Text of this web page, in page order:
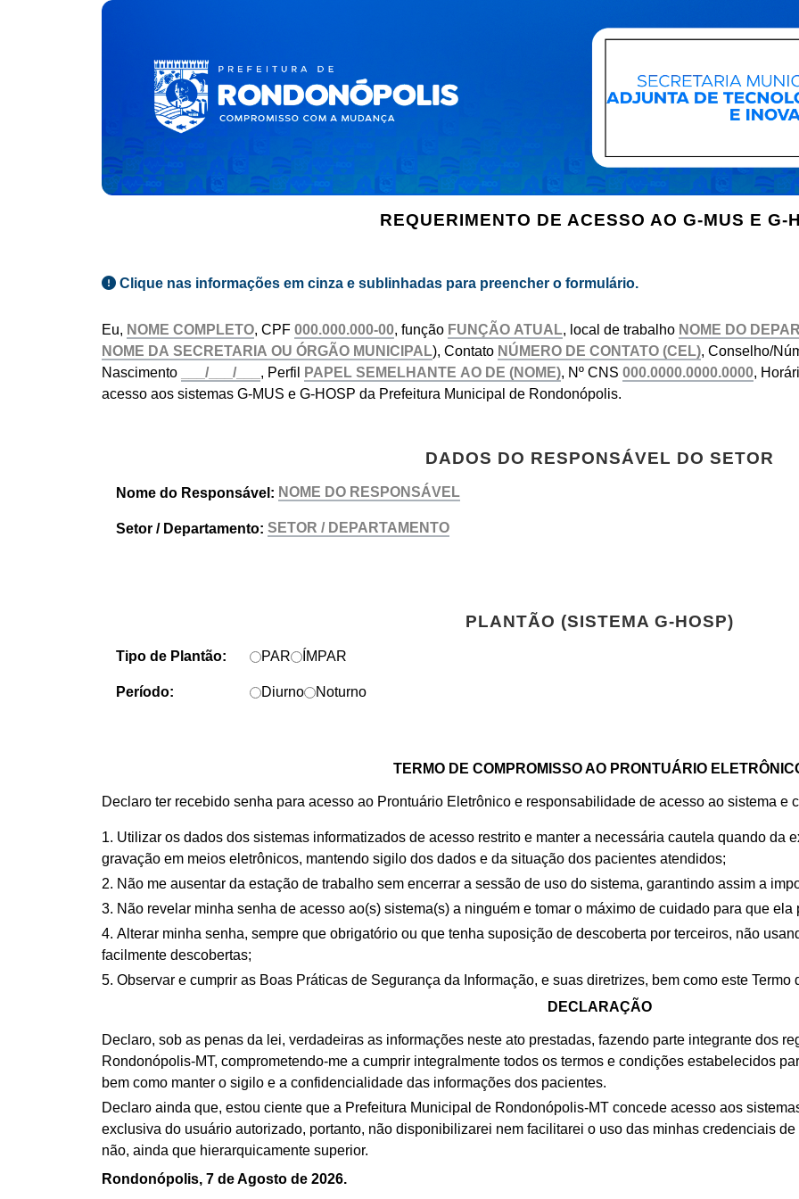
REQUERIMENTO DE ACESSO AO G-MUS E G-
Clique nas informações em cinza e sublinhadas para preencher o formulário.
Eu, , CPF , função
, local de trabalho
), Contato
, Conselho/
Nascimento
, Perfil , Nº CNS
,
acesso aos sistemas G-MUS e G-HOSP da Prefeitura Municipal de Rondonópolis.
DADOS DO RESPONSÁVEL DO SETOR
Nome do Responsável:
Setor / Departamento:
PLANTÃO (SISTEMA G-HOSP)
Tipo de Plantão: PAR ÍMPAR
Período: Diurno Noturno
TERMO DE COMPROMISSO AO PRONTUÁRIO
Declaro ter recebido senha para acesso ao Prontuário Eletrônico e responsabilidade de acesso ao sistema e
Utilizar os dados dos sistemas informatizados de acesso restrito e manter a necessária cautela quando da
gravação em meios eletrônicos, mantendo sigilo dos dados e da situação dos pacientes atendidos;
Não me ausentar da estação de trabalho sem encerrar a sessão de uso do sistema, garantindo assim a
Não revelar minha senha de acesso ao(s) sistema(s) a ninguém e tomar o máximo de cuidado para que
Alterar minha senha, sempre que obrigatório ou que tenha suposição de descoberta por terceiros, não
facilmente descobertas;
Observar e cumprir as Boas Práticas de Segurança da Informação, e suas diretrizes, bem como este
DECLARAÇÃO
Declaro, sob as penas da lei, verdadeiras as informações neste ato prestadas, fazendo parte integrante dos
Rondonópolis-MT, comprometendo-me a cumprir integralmente todos os termos e condições estabelecidos
bem como manter o sigilo e a confidencialidade das informações dos pacientes.
Declaro ainda que, estou ciente que a Prefeitura Municipal de Rondonópolis-MT concede acesso aos
exclusiva do usuário autorizado, portanto, não disponibilizarei nem facilitarei o uso das minhas credenciais
não, ainda que hierarquicamente superior.
Rondonópolis, 7 de Agosto de 2026.